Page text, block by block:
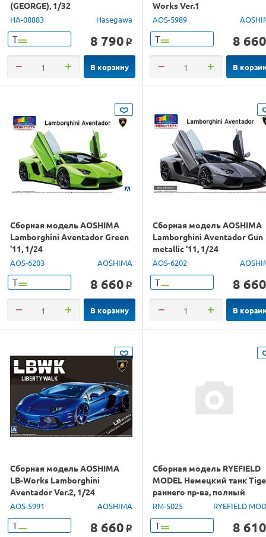
(GEORGE), 1/32
HA-08883 Hasegawa
Т 8 790 o
В корзину
Works Ver.1
AOS-5989
Т 8 660
В
Сборная модель AOSHIMA
Lamborghini Aventador Green
'11, 1/24
AOS-6203 AOSHIMA
Т 8 660 o
В корзину
Сборная модель AOSHIMA
Lamborghini Aventador Gun
metallic '11, 1/24
AOS-6202
Т 8 660
В
Сборная модель AOSHIMA
LB-Works Lamborghini
Aventador Ver.2, 1/24
AOS-5991 AOSHIMA
Т 8 660 o
Сборная модель RYEFIELD
MODEL Немецкий танк
раннего пр-ва, полный
интерьер, траки, 1/35
RM-5025 RYEFIELD
Т 8 610